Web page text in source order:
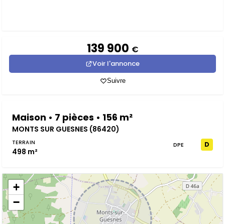
139 900 €
Voir l'annonce
Suivre
Maison • 7 pièces • 156 m²
MONTS SUR GUESNES (86420)
TERRAIN
498 m²
DPE D
+
−